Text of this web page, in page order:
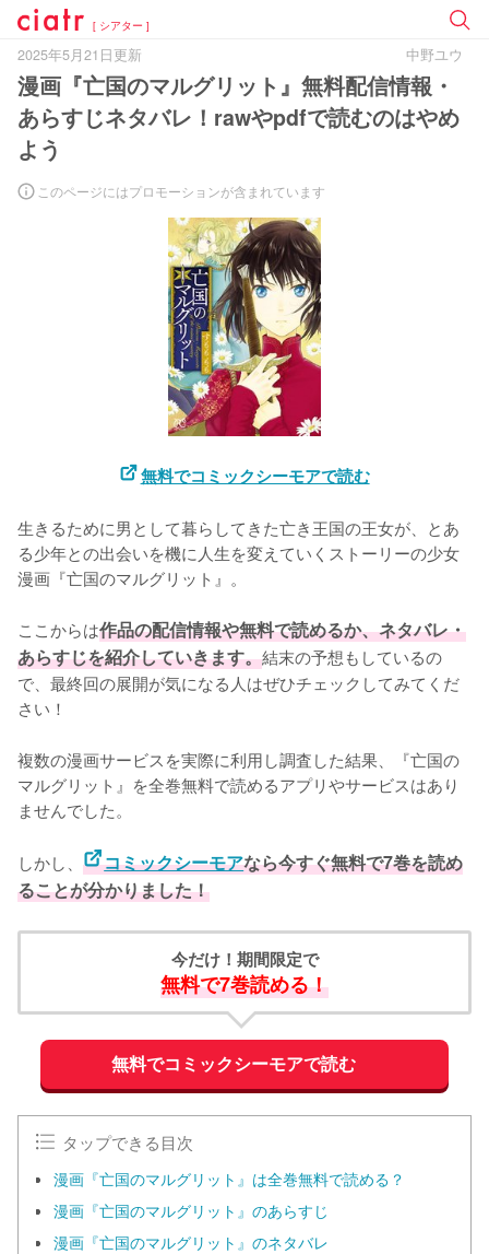
[ シアター ]
2025年5月21日更新 中野ユウ
漫画『亡国のマルグリット』無料配信情報・
あらすじネタバレ！rawやpdfで読むのはやめ
よう
このページにはプロモーションが含まれています
無料でコミックシーモアで読む
生きるために男として暮らしてきた亡き王国の王女が、とあ
る少年との出会いを機に人生を変えていくストーリーの少女
漫画『亡国のマルグリット』。
ここからは作品の配信情報や無料で読めるか、ネタバレ・
あらすじを紹介していきます。結末の予想もしているの
で、最終回の展開が気になる人はぜひチェックしてみてくだ
さい！
複数の漫画サービスを実際に利用し調査した結果、『亡国の
マルグリット』を全巻無料で読めるアプリやサービスはあり
ませんでした。
しかし、 コミックシーモアなら今すぐ無料で7巻を読め
ることが分かりました！
今だけ！期間限定で
無料で7巻読める！
無料でコミックシーモアで読む
タップできる目次
漫画『亡国のマルグリット』は全巻無料で読める？
漫画『亡国のマルグリット』のあらすじ
漫画『亡国のマルグリット』のネタバレ